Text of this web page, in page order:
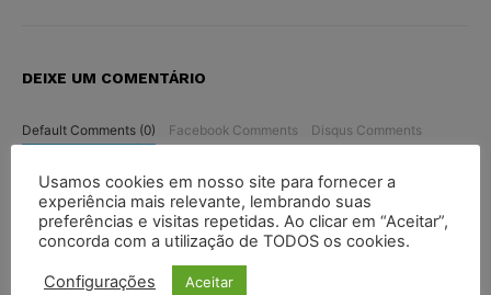
DEIXE UM COMENTÁRIO
Default Comments (0) Facebook Comments Disqus Comments
Usamos cookies em nosso site para fornecer a
experiência mais relevante, lembrando suas
preferências e visitas repetidas. Ao clicar em “Aceitar”,
concorda com a utilização de TODOS os cookies.
Configurações Aceitar